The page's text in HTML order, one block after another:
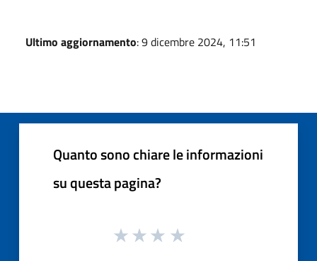
Ultimo aggiornamento: 9 dicembre 2024, 11:51
Quanto sono chiare le informazioni
su questa pagina?